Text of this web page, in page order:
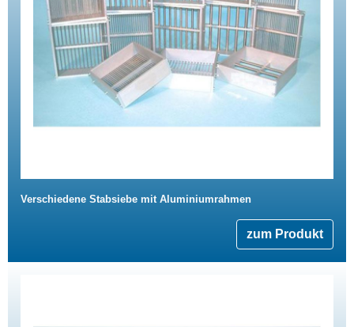
Verschiedene Stabsiebe mit Aluminiumrahmen
zum Produkt